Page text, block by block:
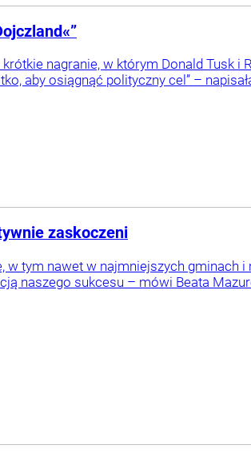
nagranie, w którym Donald Tusk i
aby osiągnąć polityczny cel” –
zaskoczeni
w tym nawet w najmniejszych gminach
naszego sukcesu – mówi Beata